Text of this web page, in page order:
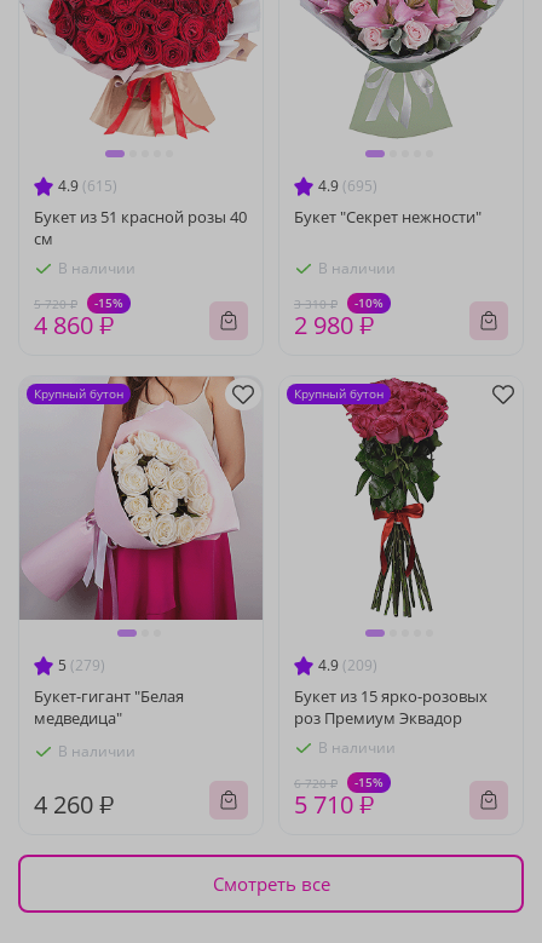
4.9 (615)
Букет из 51 красной розы 40
см
В наличии
5 720 ₽ -15%
4 860 ₽
4.9 (695)
Букет "Секрет нежности"
В наличии
3 310 ₽ -10%
2 980 ₽
5 (279)
Букет-гигант "Белая
медведица"
В наличии
4 260 ₽
Крупный бутон
4.9 (209)
Букет из 15 ярко-розовых
роз Премиум Эквадор
В наличии
6 720 ₽ -15%
5 710 ₽
Крупный бутон
Смотреть все